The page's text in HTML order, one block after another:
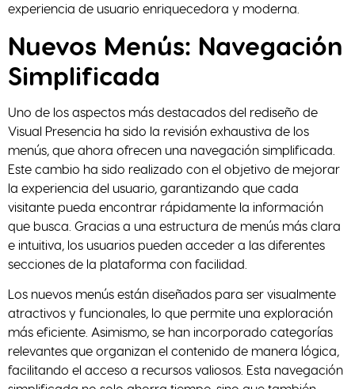
experiencia de usuario enriquecedora y moderna.
Nuevos Menús: Navegación
Simplificada
Uno de los aspectos más destacados del rediseño de
Visual Presencia ha sido la revisión exhaustiva de los
menús, que ahora ofrecen una navegación simplificada.
Este cambio ha sido realizado con el objetivo de mejorar
la experiencia del usuario, garantizando que cada
visitante pueda encontrar rápidamente la información
que busca. Gracias a una estructura de menús más clara
e intuitiva, los usuarios pueden acceder a las diferentes
secciones de la plataforma con facilidad.
Los nuevos menús están diseñados para ser visualmente
atractivos y funcionales, lo que permite una exploración
más eficiente. Asimismo, se han incorporado categorías
relevantes que organizan el contenido de manera lógica,
facilitando el acceso a recursos valiosos. Esta navegación